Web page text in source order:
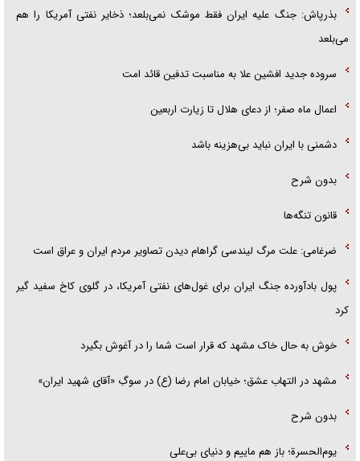
بذرپاش: ‏جنگ علیه ایران فقط موشک نمی‌بلعد؛ ذخایر نفتی آمریکا را هم
می‌بلعد
سروده جدید افشین علا به مناسبت تدفین قائد امت
اعمال ماه صفر؛ از دعای هلال تا زیارت اربعین
دشمنی با ایران نباید بی‌هزینه باشد
بدون شرح
قانون تنگه‌ها
ضرغامی: علت مرگ لیندسی گراهام دیدن تصاویر مردم ایران و عراق است
پول بادآورده جنگ ایران برای غول‌های نفتی آمریکا، در گلوی کاخ سفید گیر
کرد
خوش به حال خاک مشهد که قرار است شما را در آغوش بگیرد
مشهد در التهاب عشق؛ خیابان امام رضا (ع) در سوگِ «آقای شهید ایران»
بدون شرح
یوم‌الحسرة؛ باز هم ماییم و دنیای بی‌علی